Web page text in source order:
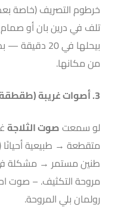
خرطوم التصريف (خاصة بعد
تلف في درين بان أو
بيحلها في 20
من مكانها.
3. أصوات غريبة (طقطقة، صفير، طنين)
لو سمعتصوت الثلاجة
متقطعة → طبيعية أحيانًا
طنين مستمر → مشكلة
مروحة التكثيف. – صوت
رولمان بلي المروحة.